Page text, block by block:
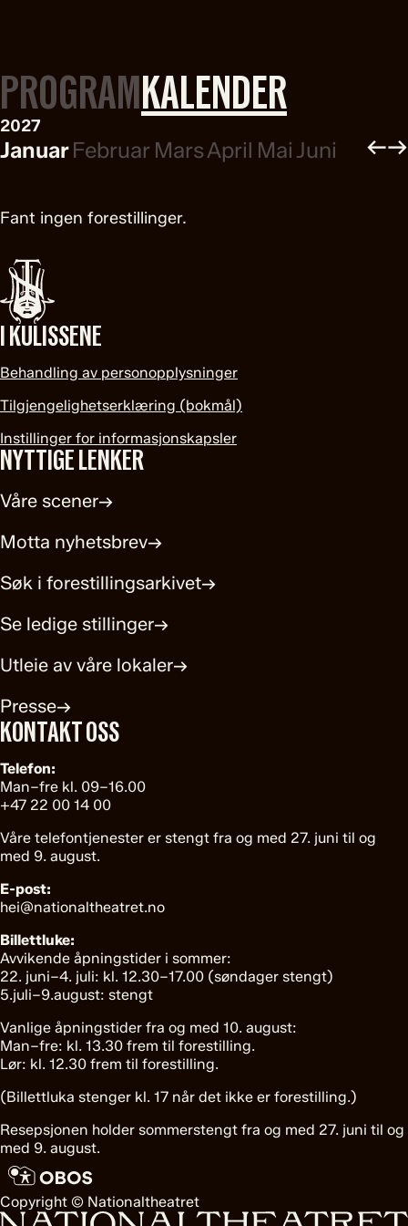
PROGRAMKALENDER
2027
JanuarFebruar MarsApril Mai Juni ←→
Fant ingen forestillinger.
I KULISSENE
Behandling av personopplysninger
Tilgjengelighetserklæring (bokmål)
Instillinger for informasjonskapsler
NYTTIGE LENKER
Våre scener→
Motta nyhetsbrev→
Søk i forestillingsarkivet→
Se ledige stillinger→
Utleie av våre lokaler→
Presse→
KONTAKT OSS
Telefon:
Man–fre kl. 09–16.00
+47 22 00 14 00
Våre telefontjenester er stengt fra og med 27. juni til og
med 9. august.
E-post:
hei@nationaltheatret.no
Billettluke:
Avvikende åpningstider i sommer:
22. juni–4. juli: kl. 12.30–17.00 (søndager stengt)
5.juli–9.august: stengt
Vanlige åpningstider fra og med 10. august:
Man–fre: kl. 13.30 frem til forestilling.
Lør: kl. 12.30 frem til forestilling.
(Billettluka stenger kl. 17 når det ikke er forestilling.)
Resepsjonen holder sommerstengt fra og med 27. juni til og
med 9. august.
Copyright © Nationaltheatret